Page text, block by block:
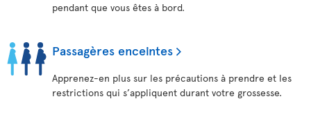
pendant que vous êtes à bord.
Passagères enceintes
Apprenez-en plus sur les précautions à prendre et les
restrictions qui s’appliquent durant votre grossesse.